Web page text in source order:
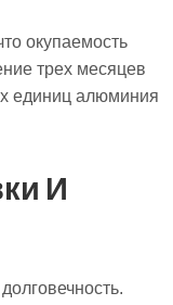
окупаемость
трех месяцев
единиц алюминия
И